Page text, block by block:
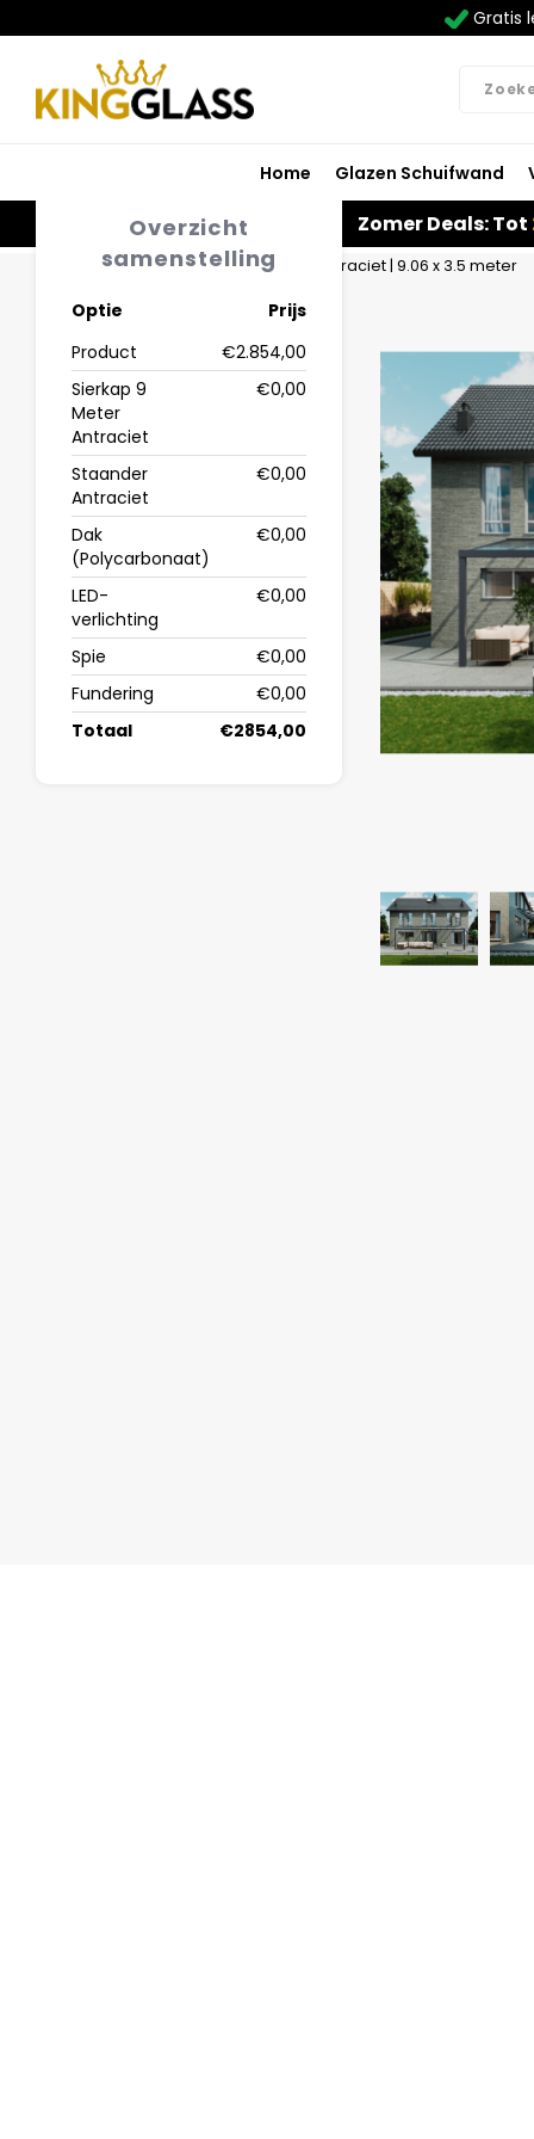
Gratis
Home Glazen Schuifwand
Zomer Deals: Tot
Veranda | Polycarbonaat | Antraciet | 9.06 x 3.5 meter
Overzicht
samenstelling
Optie
Prijs
Product
€2.854,00
Sierkap 9
Meter
Antraciet
€0,00
Staander
Antraciet
€0,00
Dak
(Polycarbonaat)
€0,00
LED-
verlichting
€0,00
Spie
€0,00
Fundering
€0,00
Totaal
€2854,00